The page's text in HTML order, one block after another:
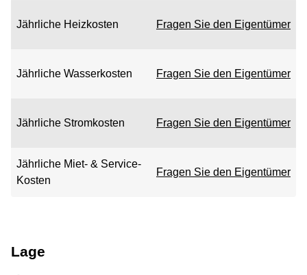
Jährliche Heizkosten Fragen Sie den Eigentümer
Jährliche Wasserkosten Fragen Sie den Eigentümer
Jährliche Stromkosten Fragen Sie den Eigentümer
Jährliche Miet- & Service-
Kosten
Fragen Sie den Eigentümer
Lage